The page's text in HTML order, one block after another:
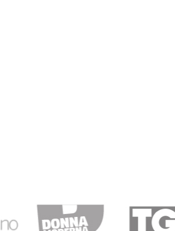
online e…
e con Cicalia ho fatto un ordine.Consegna come
dare un consiglio aggiungerei più articoli per